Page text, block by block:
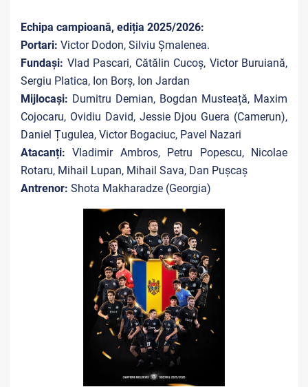
Echipa campioană, ediția 2025/2026:
Portari: Victor Dodon, Silviu Șmalenea.
Fundași: Vlad Pascari, Cătălin Cucoș, Victor Buruiană,
Sergiu Platica, Ion Borș, Ion Jardan
Mijlocași: Dumitru Demian, Bogdan Musteață, Maxim
Cojocaru, Ovidiu David, Jessie Djou Guera (Camerun),
Daniel Țugulea, Victor Bogaciuc, Pavel Nazari
Atacanți: Vladimir Ambros, Petru Popescu, Nicolae
Rotaru, Mihail Lupan, Mihail Sava, Dan Pușcaș
Antrenor: Shota Makharadze (Georgia)